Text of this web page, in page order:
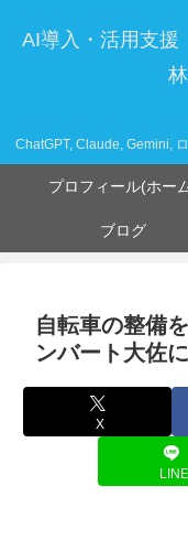
AI導入・活用支
ChatGPT, Claude, Gemini,
プロフィール(ホー
ブログ
自転車の整備
ンバート大佐
X
LINE